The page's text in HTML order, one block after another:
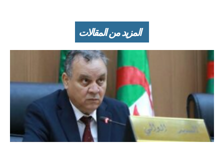
المزيد من المقالات